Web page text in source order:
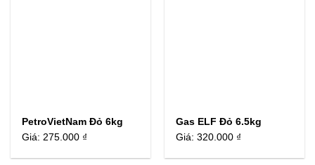
PetroVietNam Đỏ 6kg
Giá:275.000 ₫
Gas ELF Đỏ 6.5kg
Giá:320.000 ₫